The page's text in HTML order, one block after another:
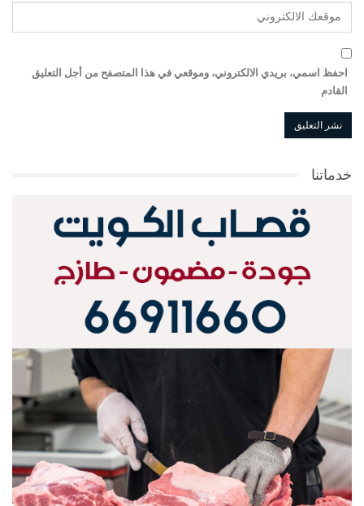
احفظ اسمي، بريدي الالكتروني، وموقعي في هذا المتصفح من أجل التعليق
القادم
خدماتنا